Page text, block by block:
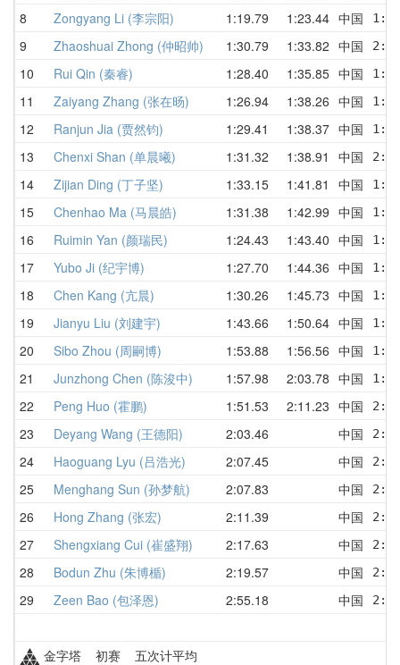
8 Zongyang Li (李宗阳) 1:19.79 1:23.44 中国
9 Zhaoshuai Zhong (仲昭帅) 1:30.79 1:33.82 中国
10 Rui Qin (秦睿) 1:28.40 1:35.85 中国
11 Zaiyang Zhang (张在旸) 1:26.94 1:38.26 中国
12 Ranjun Jia (贾然钧) 1:29.41 1:38.37 中国
13 Chenxi Shan (单晨曦) 1:31.32 1:38.91 中国
14 Zijian Ding (丁子坚) 1:33.15 1:41.81 中国
15 Chenhao Ma (马晨皓) 1:31.38 1:42.99 中国
16 Ruimin Yan (颜瑞民) 1:24.43 1:43.40 中国
17 Yubo Ji (纪宇博) 1:27.70 1:44.36 中国
18 Chen Kang (亢晨) 1:30.26 1:45.73 中国
19 Jianyu Liu (刘建宇) 1:43.66 1:50.64 中国
20 Sibo Zhou (周嗣博) 1:53.88 1:56.56 中国
21 Junzhong Chen (陈浚中) 1:57.98 2:03.78 中国
22 Peng Huo (霍鹏) 1:51.53 2:11.23 中国
23 Deyang Wang (王德阳) 2:03.46 中国
24 Haoguang Lyu (吕浩光) 2:07.45 中国
25 Menghang Sun (孙梦航) 2:07.83 中国
26 Hong Zhang (张宏) 2:11.39 中国
27 Shengxiang Cui (崔盛翔) 2:17.63 中国
28 Bodun Zhu (朱博楯) 2:19.57 中国
29 Zeen Bao (包泽恩) 2:55.18 中国
金字塔 初赛 五次计平均